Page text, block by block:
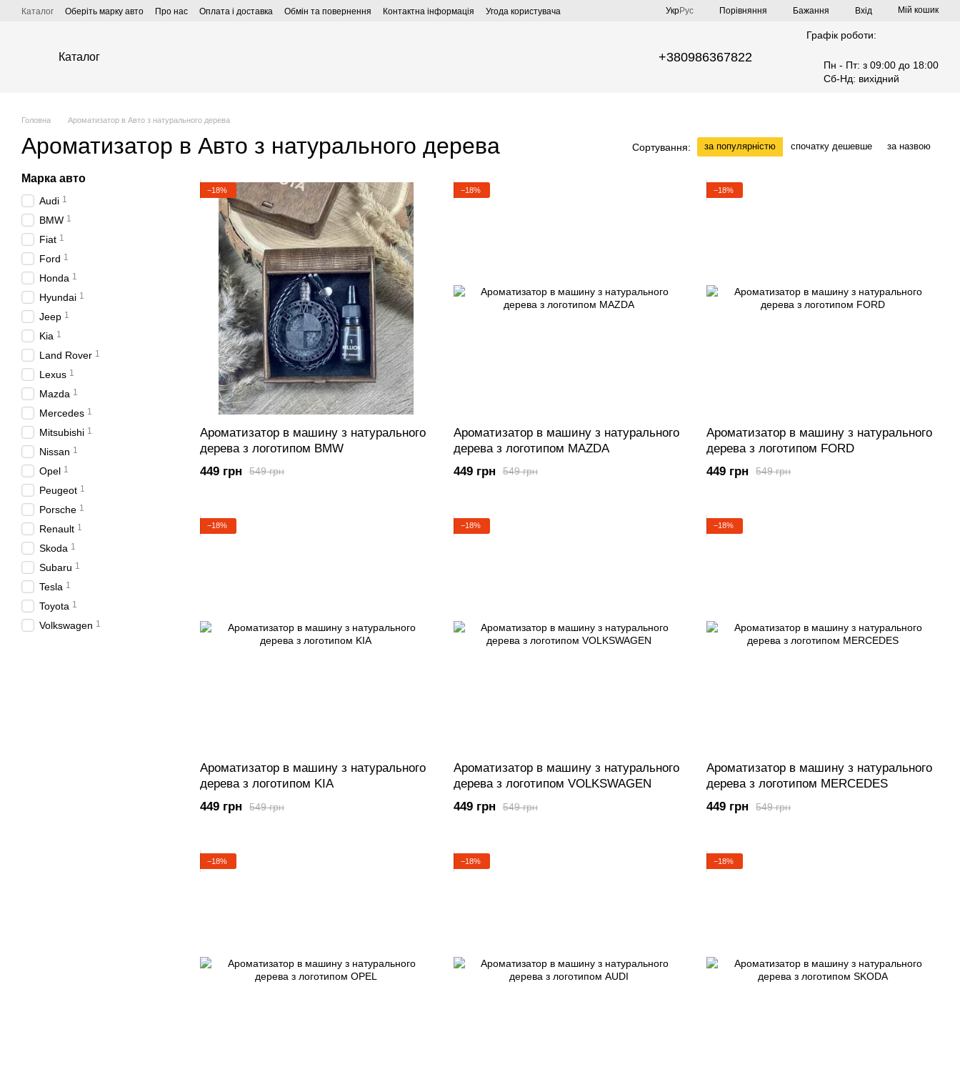
Перейти до основного контенту
Каталог Оберіть марку авто Про нас Оплата і доставка Обмін та повернення Контактна інформація Угода користувача УкрРус Порівняння Бажання Вхід Мій кошик
Каталог +380986367822
Графік роботи:
Пн - Пт: з 09:00 до 18:00
Сб-Нд: вихідний
Головна Ароматизатор в Авто з натурального дерева
Ароматизатор в Авто з натурального дерева Сортування: за популярністю спочатку дешевше за назвою
−18%
Ароматизатор в машину з натурального
дерева з логотипом BMW
549 грн
449 грн
−18%
Ароматизатор в машину з натурального
дерева з логотипом MAZDA
549 грн
449 грн
−18%
Ароматизатор в машину з натурального
дерева з логотипом FORD
549 грн
449 грн
−18%
Ароматизатор в машину з натурального
дерева з логотипом KIA
549 грн
449 грн
−18%
Ароматизатор в машину з натурального
дерева з логотипом VOLKSWAGEN
549 грн
449 грн
−18%
Ароматизатор в машину з натурального
дерева з логотипом MERCEDES
549 грн
449 грн
−18% −18% −18%
Марка авто
Audi 1
BMW 1
Fiat 1
Ford 1
Honda 1
Hyundai 1
Jeep 1
Kia 1
Land Rover 1
Lexus 1
Mazda 1
Mercedes 1
Mitsubishi 1
Nissan 1
Opel 1
Peugeot 1
Porsche 1
Renault 1
Skoda 1
Subaru 1
Tesla 1
Toyota 1
Volkswagen 1